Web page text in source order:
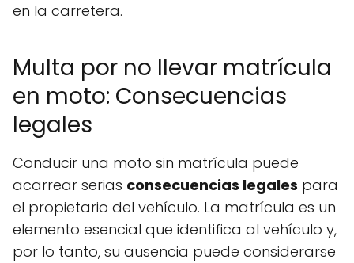
en la carretera.
Multa por no llevar matrícula
en moto: Consecuencias
legales
Conducir una moto sin matrícula puede
acarrear serias consecuencias legales para
el propietario del vehículo. La matrícula es un
elemento esencial que identifica al vehículo y,
por lo tanto, su ausencia puede considerarse